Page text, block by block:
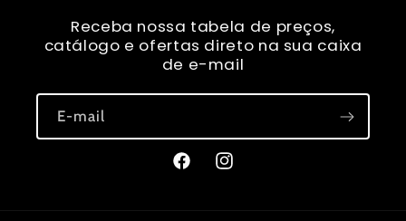
Receba nossa tabela de preços,
catálogo e ofertas direto na sua caixa
de e-mail
E-mail
FacebookInstagram